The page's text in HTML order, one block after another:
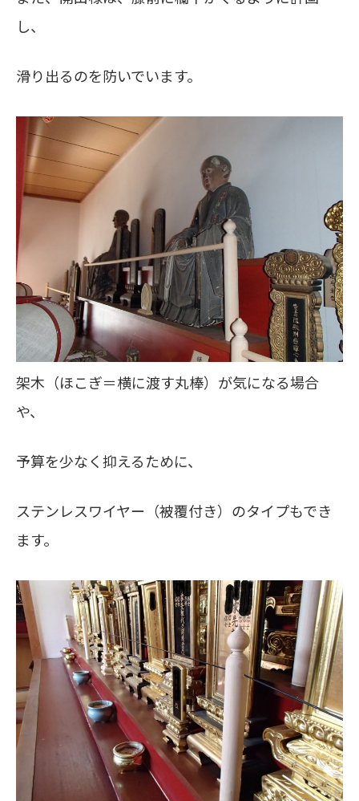
し、
滑り出るのを防いでいます。
架木（ほこぎ＝横に渡す丸棒）が気になる場合
や、
予算を少なく抑えるために、
ステンレスワイヤー（被覆付き）のタイプもでき
ます。